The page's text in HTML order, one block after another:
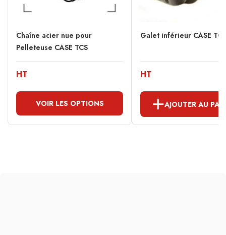
Chaîne acier nue pour
Pelleteuse CASE TCS
HT
VOIR LES OPTIONS
Galet inférieur CASE TCS
HT
AJOUTER AU